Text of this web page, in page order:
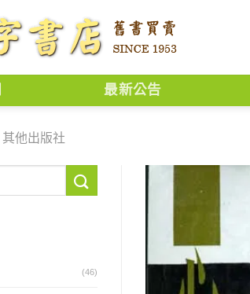
最新公告
其他出版社
(46)